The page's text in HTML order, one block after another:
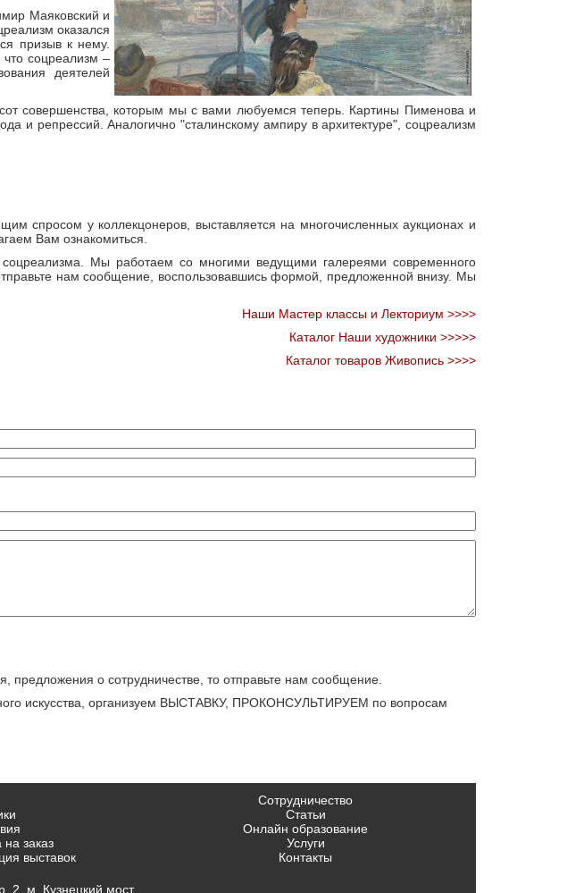
Маяковский и
оказался
призыв к нему.
соцреализм –
деятелей
совершенства, которым мы с вами любуемся теперь. Картины Пименова и
и репрессий. Аналогично "сталинскому ампиру в архитектуре", соцреализм
спросом у коллекцонеров, выставляется на многочисленных аукционах и
Вам ознакомиться.
Мы работаем со многими ведущими галереями современного
нам сообщение, воспользовавшись формой, предложенной внизу. Мы
Наши Мастер классы и Лекториум >>>>
Каталог Наши художники >>>>>
Каталог товаров Живопись >>>>
о сотрудничестве, то отправьте нам сообщение.
искусства, организуем ВЫСТАВКУ, ПРОКОНСУЛЬТИРУЕМ по вопросам
заказ
выставок
Сотрудничество
Статьи
Онлайн образование
Услуги
Контакты
2 м. Кузнецкий мост